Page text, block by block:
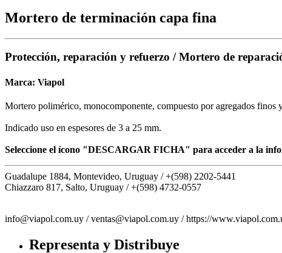
Mortero de terminación capa fina
Protección, reparación y refuerzo / Mortero de
Marca: Viapol
Mortero polimérico, monocomponente, compuesto por agregados
Indicado uso en espesores de 3 a 25 mm.
Seleccione el ícono "DESCARGAR FICHA" para acceder a la
Guadalupe 1884, Montevideo, Uruguay /+(598) 2202-5441
Chiazzaro 817, Salto, Uruguay /+(598) 4732-0557
info@viapol.com.uy /ventas@viapol.com.uy /https://
Representa y Distribuye